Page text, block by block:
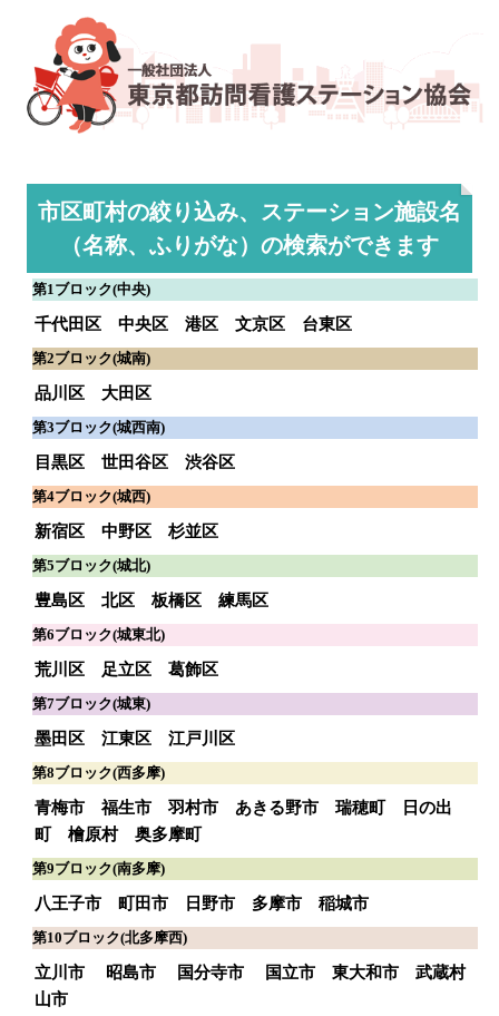
市区町村の絞り込み、ステーション施設名
（名称、ふりがな）の検索ができます
第1ブロック(中央)
千代田区 中央区 港区 文京区 台東区
第2ブロック(城南)
品川区 大田区
第3ブロック(城西南)
目黒区 世田谷区 渋谷区
第4ブロック(城西)
新宿区 中野区 杉並区
第5ブロック(城北)
豊島区 北区 板橋区 練馬区
第6ブロック(城東北)
荒川区 足立区 葛飾区
第7ブロック(城東)
墨田区 江東区 江戸川区
第8ブロック(西多摩)
青梅市 福生市 羽村市 あきる野市 瑞穂町
日の出
町
檜原村 奥多摩町
第9ブロック(南多摩)
八王子市 町田市 日野市 多摩市 稲城市
第10ブロック(北多摩西)
立川市 昭島市 国分寺市 国立市 東大和市 武蔵村
山市